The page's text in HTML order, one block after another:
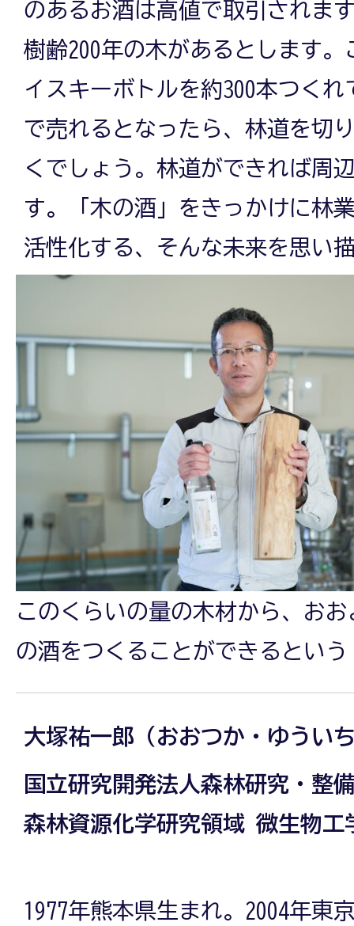
のあるお酒は高値で取引されま
樹齢200年の木があるとします
イスキーボトルを約300本つく
で売れるとなったら、林道を切
くでしょう。林道ができれば周
す。「木の酒」をきっかけに林
活性化する、そんな未来を思い
このくらいの量の木材から、お
の酒をつくることができるという
大塚祐一郎（おおつか・ゆうい
国立研究開発法人森林研究・整
森林資源化学研究領域 微生物
1977年熊本県生まれ。2004年東